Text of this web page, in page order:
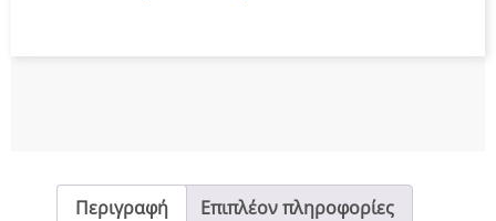
Περιγραφή
Επιπλέον πληροφορίες